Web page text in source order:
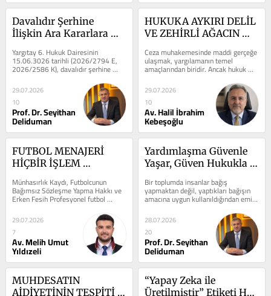
Davalıdır Şerhine
İlişkin Ara Kararlara
mı?
Yargıtay 6. Hukuk Dairesinin
15.06.3026 tarihli (2026/2794 E,
2026/2586 K), davalıdır şerhine
ilişkin ara kararlara karşı istinaf
yolunun...
29.07.2026
10
Prof. Dr. Seyithan
Deliduman
HUKUKA AYKIRI DELİL
VE ZEHİRLİ AĞACIN
ANAYASA MAHKEMESİ
VE YARGITAY
KARARLARI IŞIĞINDA
BİR DEĞERLENDİRME
Ceza muhakemesinde maddi gerçeğe
ulaşmak, yargılamanın temel
amaçlarından biridir. Ancak hukuk
devletinde maddi gerçeğe ulaşma
amacı...
29.07.2026
10
Av. Halil İbrahim
Kebeşoğlu
FUTBOL MENAJERİ
HİÇBİR İŞLEM
HAK KAZANABİLİR Mİ?
Münhasırlık Kaydı, Futbolcunun
Bağımsız Sözleşme Yapma Hakkı ve
Erken Fesih Profesyonel futbol
sektöründe menajerler;
futbolcuların...
29.07.2026
7
Av. Melih Umut
Yıldızeli
Yardımlaşma Güvenle
Yaşar, Güven Hukukla
Bir toplumda insanlar bağış
yapmaktan değil, yaptıkları bağışın
amacına uygun kullanıldığından emin
olamamaktan endişe etmeye...
28.07.2026
20
Prof. Dr. Seyithan
Deliduman
MUHDESATIN
AİDİYETİNİN TESPİTİ
“Yapay Zeka ile
Üretilmiştir” Etiketi Her